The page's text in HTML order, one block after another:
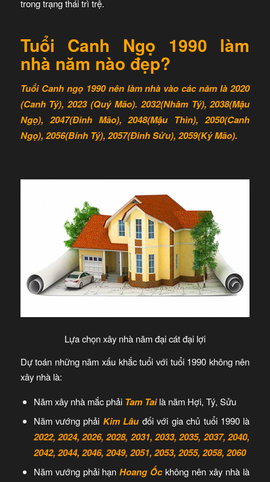
trong trạng thái trì trệ.
Tuổi Canh Ngọ 1990 làm
nhà năm nào đẹp?
Tuổi Canh ngọ 1990 nên làm nhà vào các năm là 2020
(Canh Tý), 2023 (Quý Mão). 2032(Nhâm Tý), 2038(Mậu
Ngọ), 2047(Đinh Mão), 2048(Mậu Thìn), 2050(Canh
Ngọ), 2056(Bính Tý), 2057(Đinh Sửu), 2059(Kỷ Mão).
Lựa chọn xây nhà năm đại cát đại lợi
Dự toán những năm xấu khắc tuổi với tuổi 1990 không nên
xây nhà là:
Năm xây nhà mắc phải Tam Tai là năm Hợi, Tý, Sửu
Năm vướng phải Kim Lâu đối với gia chủ tuổi 1990 là
2022, 2024, 2026, 2028, 2031, 2033, 2035, 2037, 2040,
2042, 2044, 2046, 2049, 2051, 2053, 2055, 2058, 2060
Năm vướng phải hạnHoang Ốckhông nên xây nhà là